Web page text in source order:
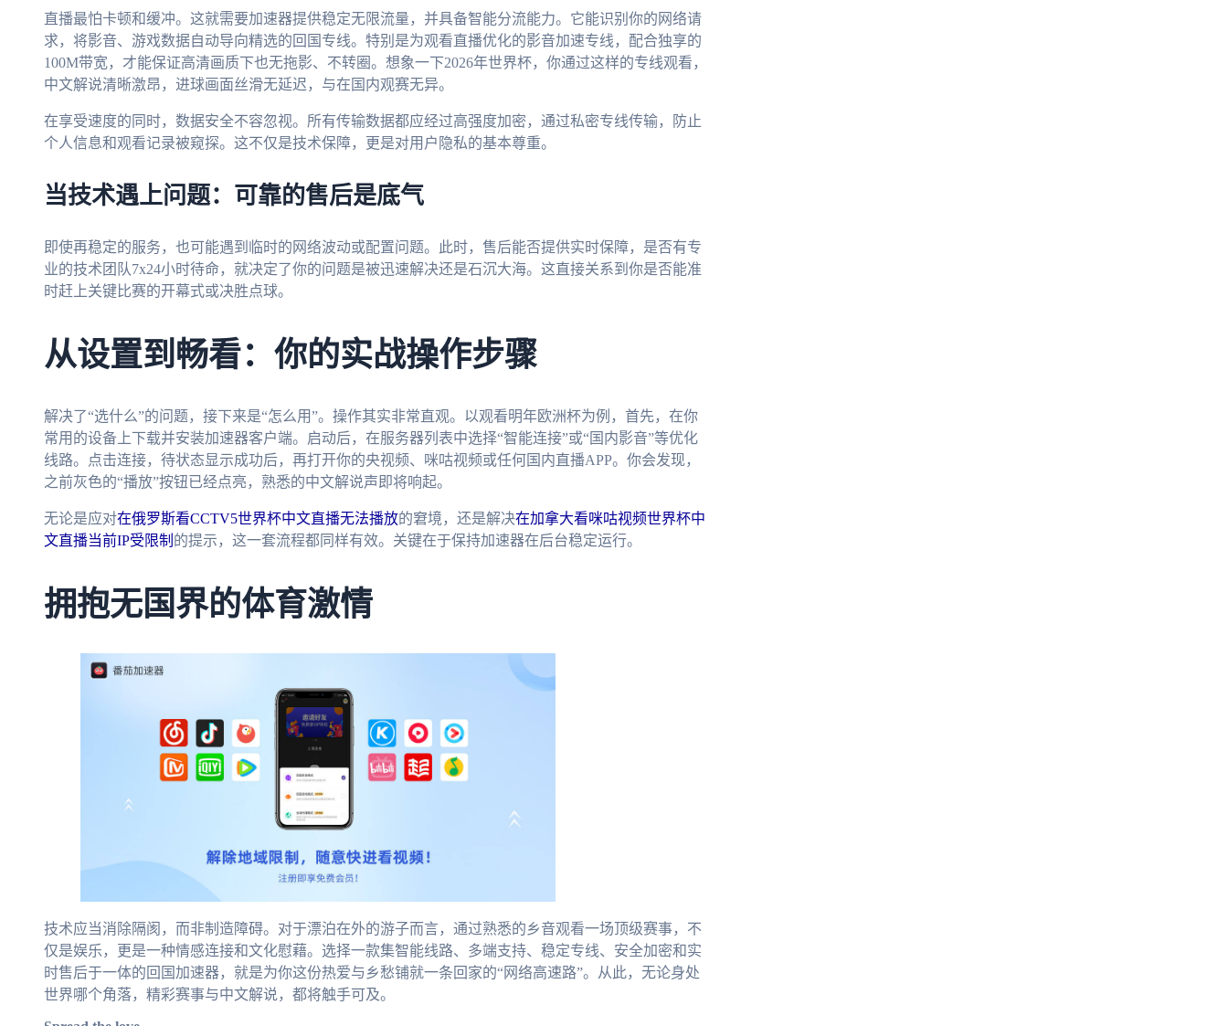
直播最怕卡顿和缓冲。这就需要加速器提供稳定无限流量，并具备智能分流能力。它能识别你的网络请
求，将影音、游戏数据自动导向精选的回国专线。特别是为观看直播优化的影音加速专线，配合独享的
100M带宽，才能保证高清画质下也无拖影、不转圈。想象一下2026年世界杯，你通过这样的专线观看，
中文解说清晰激昂，进球画面丝滑无延迟，与在国内观赛无异。
在享受速度的同时，数据安全不容忽视。所有传输数据都应经过高强度加密，通过私密专线传输，防止
个人信息和观看记录被窥探。这不仅是技术保障，更是对用户隐私的基本尊重。
当技术遇上问题：可靠的售后是底气
即使再稳定的服务，也可能遇到临时的网络波动或配置问题。此时，售后能否提供实时保障，是否有专
业的技术团队7x24小时待命，就决定了你的问题是被迅速解决还是石沉大海。这直接关系到你是否能准
时赶上关键比赛的开幕式或决胜点球。
从设置到畅看：你的实战操作步骤
解决了“选什么”的问题，接下来是“怎么用”。操作其实非常直观。以观看明年欧洲杯为例，首先，在你
常用的设备上下载并安装加速器客户端。启动后，在服务器列表中选择“智能连接”或“国内影音”等优化
线路。点击连接，待状态显示成功后，再打开你的央视频、咪咕视频或任何国内直播APP。你会发现，
之前灰色的“播放”按钮已经点亮，熟悉的中文解说声即将响起。
无论是应对在俄罗斯看CCTV5世界杯中文直播无法播放的窘境，还是解决在加拿大看咪咕视频世界杯中
文直播当前IP受限制 的提示，这一套流程都同样有效。关键在于保持加速器在后台稳定运行。
拥抱无国界的体育激情
技术应当消除隔阂，而非制造障碍。对于漂泊在外的游子而言，通过熟悉的乡音观看一场顶级赛事，不
仅是娱乐，更是一种情感连接和文化慰藉。选择一款集智能线路、多端支持、稳定专线、安全加密和实
时售后于一体的回国加速器，就是为你这份热爱与乡愁铺就一条回家的“网络高速路”。从此，无论身处
世界哪个角落，精彩赛事与中文解说，都将触手可及。